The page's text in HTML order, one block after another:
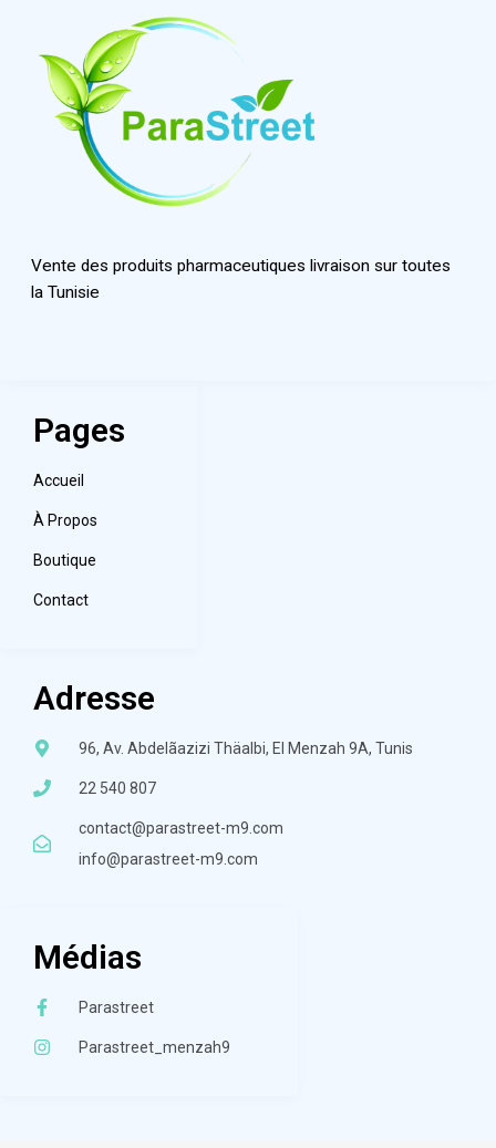
Vente des produits pharmaceutiques livraison sur toutes
la Tunisie
Pages
Accueil
À Propos
Boutique
Contact
Adresse
96, Av. Abdelãazizi Thäalbi, El Menzah 9A, Tunis
22 540 807
contact@parastreet-m9.com
info@parastreet-m9.com
Médias
Parastreet
Parastreet_menzah9